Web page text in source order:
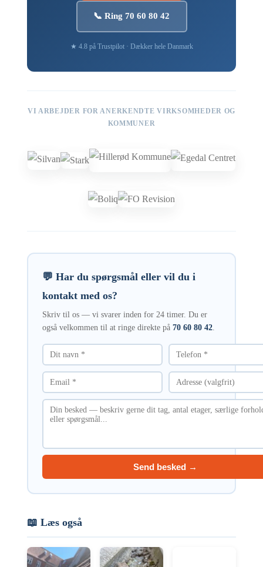
📞 Ring 70 60 80 42
★ 4.8 på Trustpilot · Dækker hele Danmark
VI ARBEJDER FOR ANERKENDTE VIRKSOMHEDER OG
KOMMUNER
💬 Har du spørgsmål eller vil du i
kontakt med os?
Skriv til os — vi svarer inden for 24 timer. Du er
også velkommen til at ringe direkte på 70 60 80 42.
Send besked →
📖 Læs også